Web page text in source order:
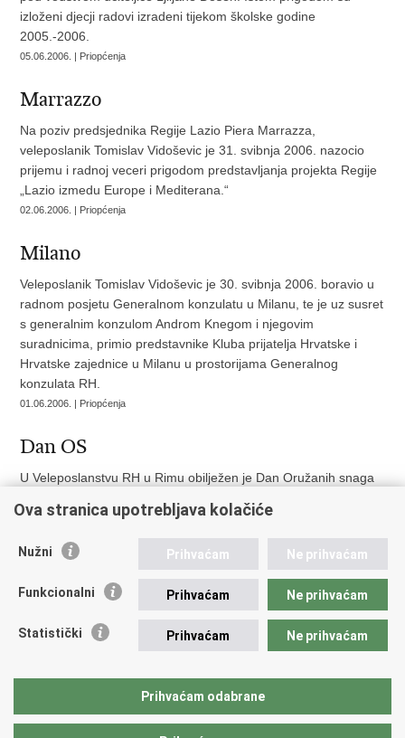
izloženi djecji radovi izradeni tijekom školske godine
2005.-2006.
05.06.2006. | Priopćenja
Marrazzo
Na poziv predsjednika Regije Lazio Piera Marrazza,
veleposlanik Tomislav Vidoševic je 31. svibnja 2006. nazocio
prijemu i radnoj veceri prigodom predstavljanja projekta Regije
„Lazio izmedu Europe i Mediterana.“
02.06.2006. | Priopćenja
Milano
Veleposlanik Tomislav Vidoševic je 30. svibnja 2006. boravio u
radnom posjetu Generalnom konzulatu u Milanu, te je uz susret
s generalnim konzulom Androm Knegom i njegovim
suradnicima, primio predstavnike Kluba prijatelja Hrvatske i
Hrvatske zajednice u Milanu u prostorijama Generalnog
konzulata RH.
01.06.2006. | Priopćenja
Dan OS
U Veleposlanstvu RH u Rimu obilježen je Dan Oružanih snaga
prigodnim su se rijecima obratili vojni izaslanik pukovnik Ivica
31.05.2006. | Priopćenja
«« « Prethodna 119 120 122
123
Ova stranica upotrebljava kolačiće
Nužni Prihvaćam Ne prihvaćam
Funkcionalni Prihvaćam Ne prihvaćam
Statistički Prihvaćam Ne prihvaćam
Prihvaćam odabrane